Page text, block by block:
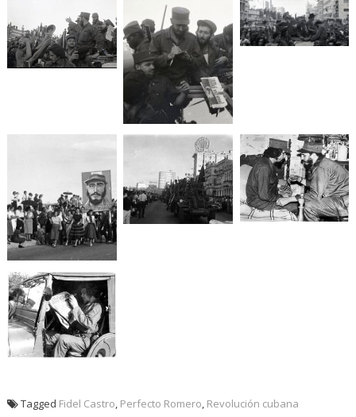
Tagged Fidel Castro, Perfecto Romero, Revolución cubana